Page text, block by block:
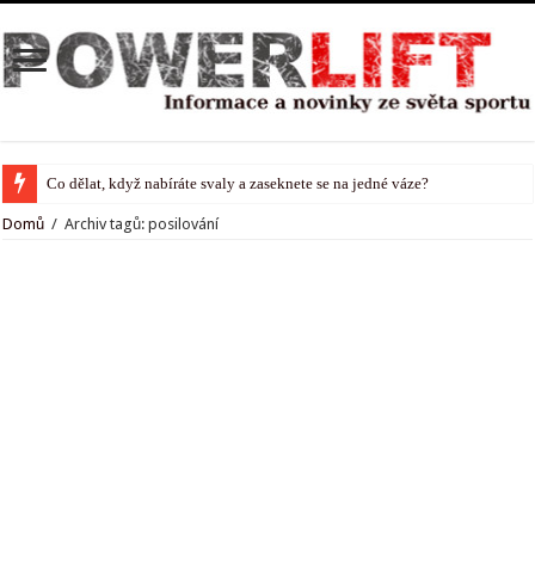
Co dělat, když nabíráte svaly a zaseknete se na jedné váze?
Domů / Archiv tagů: posilování